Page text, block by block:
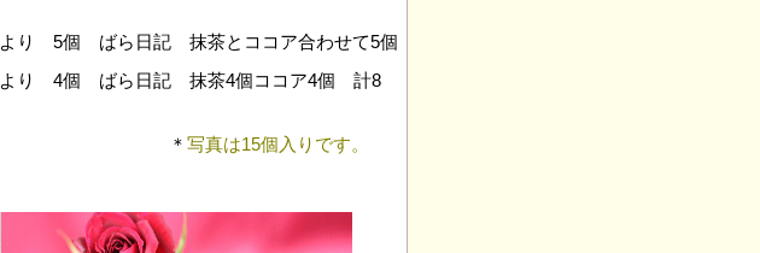
5個 ばら日記 抹茶とココア合わせて5個
り 4個 ばら日記 抹茶4個ココア4個 計8
写真は15個入りです。